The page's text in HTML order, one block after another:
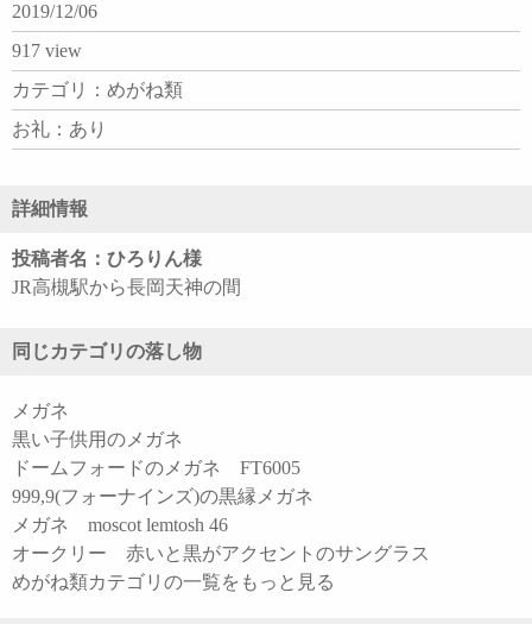
2019/12/06
917 view
カテゴリ：めがね類
お礼：あり
詳細情報
投稿者名：ひろりん様
JR高槻駅から長岡天神の間
同じカテゴリの落し物
メガネ
黒い子供用のメガネ
ドームフォードのメガネ FT6005
999,9(フォーナインズ)の黒縁メガネ
メガネ moscot lemtosh 46
オークリー 赤いと黒がアクセントのサングラス
めがね類カテゴリの一覧をもっと見る